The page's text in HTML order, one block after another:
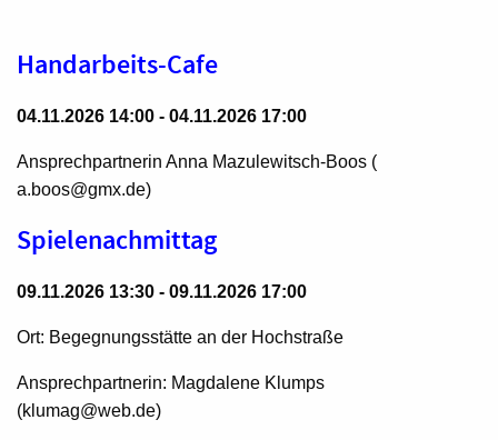
Handarbeits-Cafe
04.11.2026 14:00 - 04.11.2026 17:00
Ansprechpartnerin Anna Mazulewitsch-Boos (
a.boos@gmx.de)
Spielenachmittag
09.11.2026 13:30 - 09.11.2026 17:00
Ort: Begegnungsstätte an der Hochstraße
Ansprechpartnerin: Magdalene Klumps
(klumag@web.de)